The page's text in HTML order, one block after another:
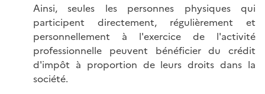
Ainsi, seules les personnes physiques qui
participent directement, régulièrement et
personnellement à l'exercice de l'activité
professionnelle peuvent bénéficier du crédit
d'impôt à proportion de leurs droits dans la
société.